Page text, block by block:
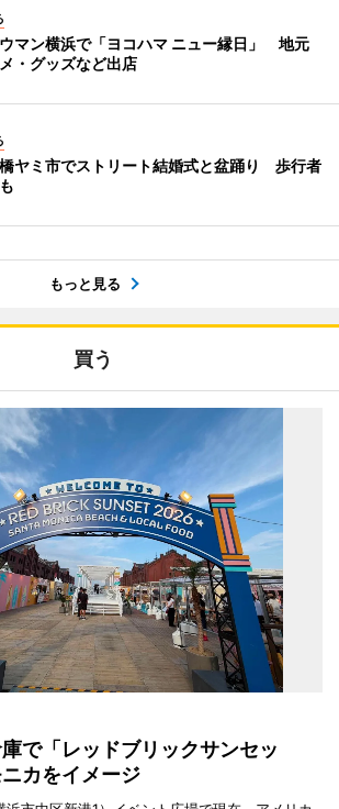
マン横浜で「ヨコハマ ニュー縁日」 地元
・グッズなど出店
ヤミ市でストリート結婚式と盆踊り 歩行者
もっと見る
買う
で「レッドブリックサンセッ
カをイメージ